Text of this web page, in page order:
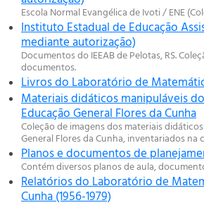
Escola Normal Evangélica de Ivoti / ENE
Instituto Estadual de Educação
mediante autorização)
Documentos do IEEAB de Pelotas, RS.
documentos.
Livros do Laboratório de
Materiais didáticos manipuláveis
Educação General Flores da Cunha
Coleção de imagens dos materiais
General Flores da Cunha, inventariados
Planos e documentos de
Contém diversos planos de aula,
Relatórios do Laboratório de
Cunha (1956-1979)